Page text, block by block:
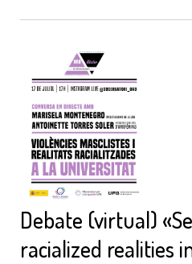
Debate (virtual)
racialized realities